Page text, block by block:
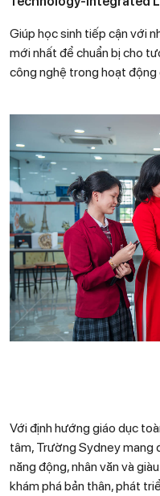
Giúp học sinh tiếp cận với
mới nhất để chuẩn bị cho
công nghệ trong hoạt động
Với định hướng giáo dục
tâm, Trường Sydney
năng động, nhân văn và
khám phá bản thân, phát